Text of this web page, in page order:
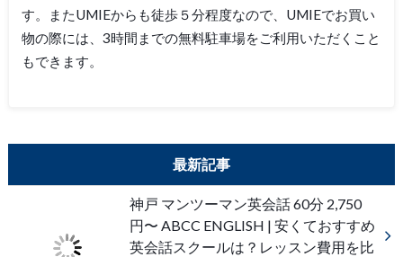
す。またUMIEからも徒歩５分程度なので、UMIEでお買い
物の際には、3時間までの無料駐車場をご利用いただくこと
もできます。
最新記事
神戸 マンツーマン英会話 60分 2,750
円〜 ABCC ENGLISH | 安くておすすめ
英会話スクールは？レッスン費用を比